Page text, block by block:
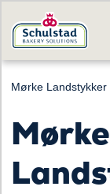
Mørke Landstykker
Mørke